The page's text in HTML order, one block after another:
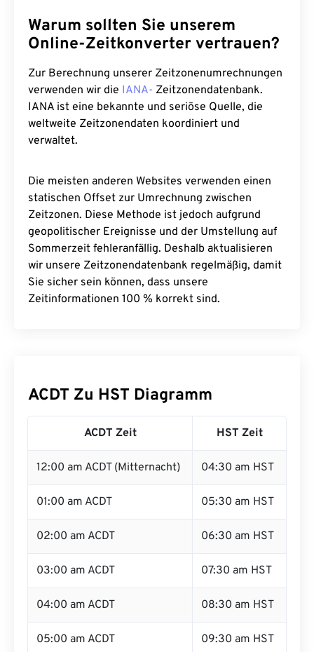
Warum sollten Sie unserem
Online-Zeitkonverter vertrauen?
Zur Berechnung unserer Zeitzonenumrechnungen
verwenden wir die IANA- Zeitzonendatenbank.
IANA ist eine bekannte und seriöse Quelle, die
weltweite Zeitzonendaten koordiniert und
verwaltet.
Die meisten anderen Websites verwenden einen
statischen Offset zur Umrechnung zwischen
Zeitzonen. Diese Methode ist jedoch aufgrund
geopolitischer Ereignisse und der Umstellung auf
Sommerzeit fehleranfällig. Deshalb aktualisieren
wir unsere Zeitzonendatenbank regelmäßig, damit
Sie sicher sein können, dass unsere
Zeitinformationen 100 % korrekt sind.
ACDT Zu HST Diagramm
ACDT Zeit HST Zeit
12:00 am ACDT (Mitternacht) 04:30 am HST
01:00 am ACDT 05:30 am HST
02:00 am ACDT 06:30 am HST
03:00 am ACDT 07:30 am HST
04:00 am ACDT 08:30 am HST
05:00 am ACDT 09:30 am HST